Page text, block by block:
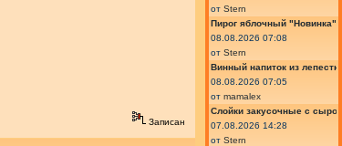
Записан
от Stern
Пирог яблочный "Новинка"
08.08.2026 07:08
от Stern
Винный напиток из
08.08.2026 07:05
от mamalex
Слойки закусочные с
07.08.2026 14:28
от Stern